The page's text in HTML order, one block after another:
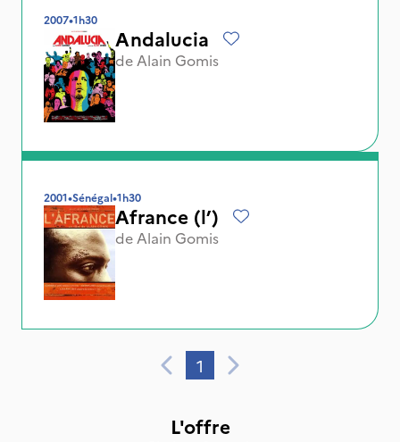
2007•1h30
Andalucia
de Alain Gomis
2001•Sénégal•1h30
Afrance (l’)
de Alain Gomis
1
L'offre